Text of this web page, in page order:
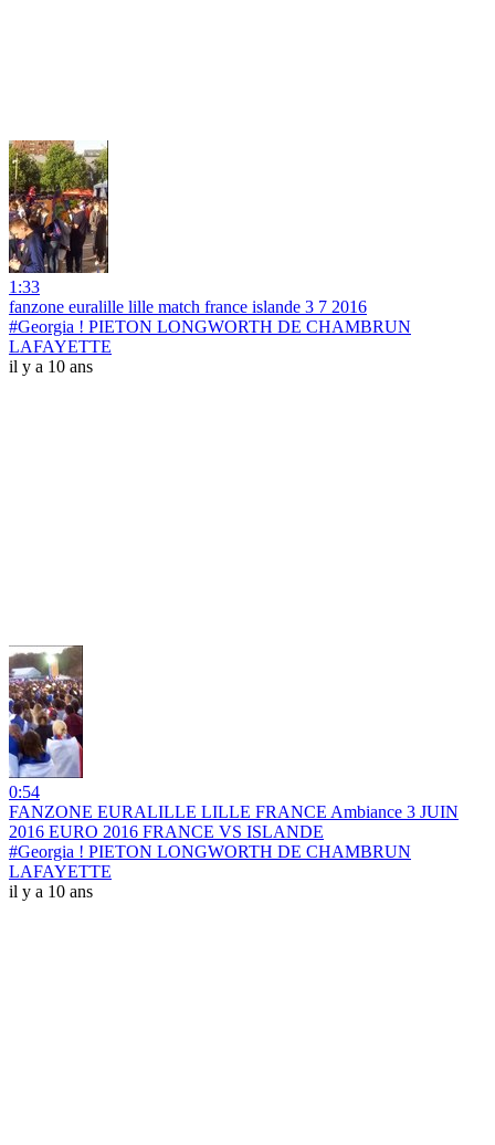
1:33
fanzone euralille lille match france islande 3 7 2016
#Georgia ! PIETON LONGWORTH DE CHAMBRUN
LAFAYETTE
il y a 10 ans
0:54
FANZONE EURALILLE LILLE FRANCE Ambiance 3 JUIN
2016 EURO 2016 FRANCE VS ISLANDE
#Georgia ! PIETON LONGWORTH DE CHAMBRUN
LAFAYETTE
il y a 10 ans